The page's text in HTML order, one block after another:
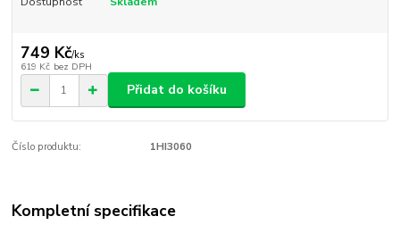
749 Kč/ks
619 Kč bez DPH
Přidat do košíku
Číslo produktu: 1HI3060
Kompletní specifikace